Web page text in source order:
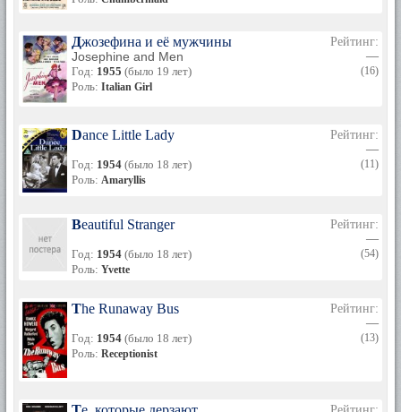
Джозефина и её мужчины
Josephine and Men
Год: 1955 (было 19 лет)
Роль: Italian Girl
Рейтинг:
—
(16)
Dance Little Lady
Год: 1954 (было 18 лет)
Роль: Amaryllis
Рейтинг:
—
(11)
Beautiful Stranger
Год: 1954 (было 18 лет)
Роль: Yvette
Рейтинг:
—
(54)
The Runaway Bus
Год: 1954 (было 18 лет)
Роль: Receptionist
Рейтинг:
—
(13)